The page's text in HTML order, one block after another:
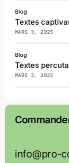
Blog
MARS 3, 2025
Blog
MARS 3, 2025
info@pro-